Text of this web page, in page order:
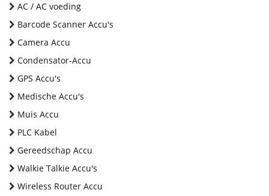
AC / AC voeding
Barcode Scanner Accu's
Camera Accu
Condensator-Accu
GPS Accu's
Medische Accu's
Muis Accu
PLC Kabel
Gereedschap Accu
Walkie Talkie Accu's
Wireless Router Accu